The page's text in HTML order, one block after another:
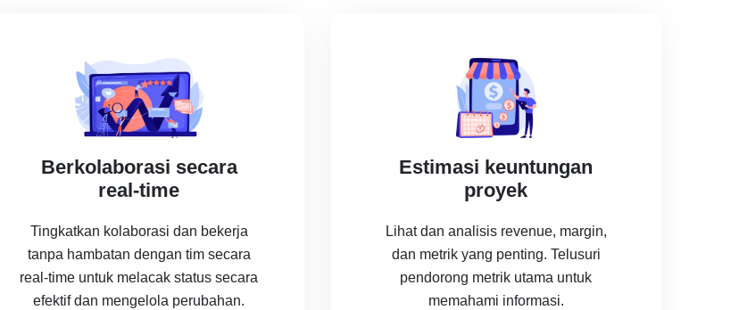
Berkolaborasi secara
real-time
Tingkatkan kolaborasi dan bekerja
tanpa hambatan dengan tim secara
real-time untuk melacak status secara
efektif dan mengelola perubahan.
Estimasi keuntungan
proyek
Lihat dan analisis revenue, margin,
dan metrik yang penting. Telusuri
pendorong metrik utama untuk
memahami informasi.